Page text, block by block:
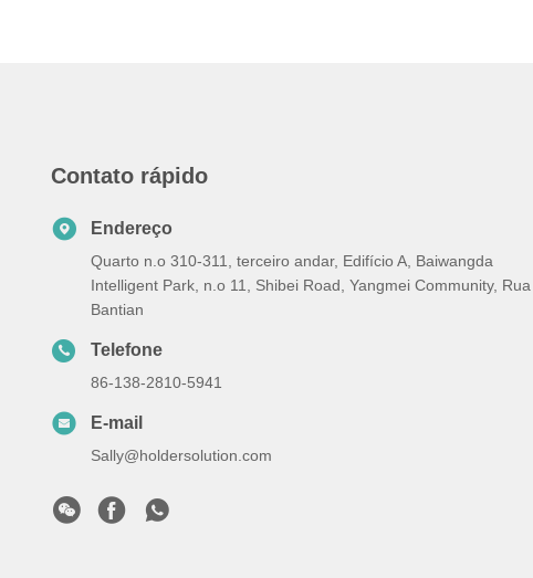
Contato rápido
Endereço
Quarto n.o 310-311, terceiro andar, Edifício A, Baiwangda
Intelligent Park, n.o 11, Shibei Road, Yangmei Community, Rua
Bantian
Telefone
86-138-2810-5941
E-mail
Sally@holdersolution.com